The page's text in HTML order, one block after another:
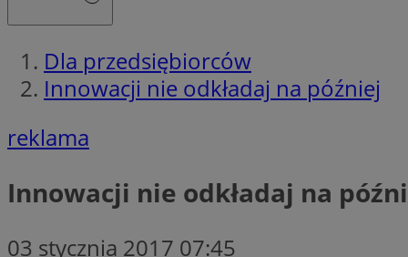
Dla przedsiębiorców
Innowacji nie odkładaj na później
reklama
Innowacji nie odkładaj na
03 stycznia 2017 07:45